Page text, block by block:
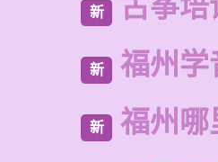
新 古筝
新 福州学
新 福州哪